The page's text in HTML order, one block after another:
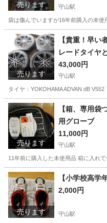
売ります 守山駅
袋は傷んでいますが16年前購入の未
滋賀 守山市 守山駅 野球
売ります
【貴重！早い
レードタイヤ
43,000円
守山駅
タイヤ：YOKOHAMA ADVAN dB
滋賀 守山市 守山駅 タ
売ります
【箱、専用袋
用グローブ
11,000円
守山駅
11年前に購入した未使用品 箱に入れ
滋賀 守山市 守山駅 野球
売ります
【小学校高学
2,000円
守山駅